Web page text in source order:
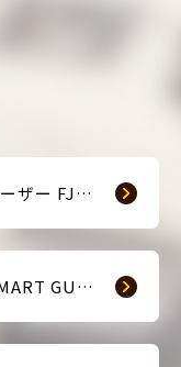
☆新車ランドクルーザー FJ（TRJ240） × Argus D1 & 前後ドライブレコーダー取付☆
レクサス GX × SMART GUARD3 持ち込み取付